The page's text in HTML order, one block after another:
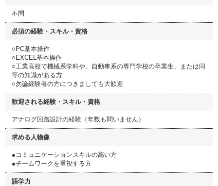
不問
必須の経験・スキル・資格
○PC基本操作
○EXCEL基本操作
○工業高校で機械系学科や、自動車系の専門学校の卒業生、または同
等の知識がある方
○勿論経験者の方につきましても大歓迎
歓迎される経験・スキル・資格
アナログ回路設計の経験（年数も問いません）
求める人物像
●コミュニケーションスキルの高い方
●チームワークを重視する方
語学力